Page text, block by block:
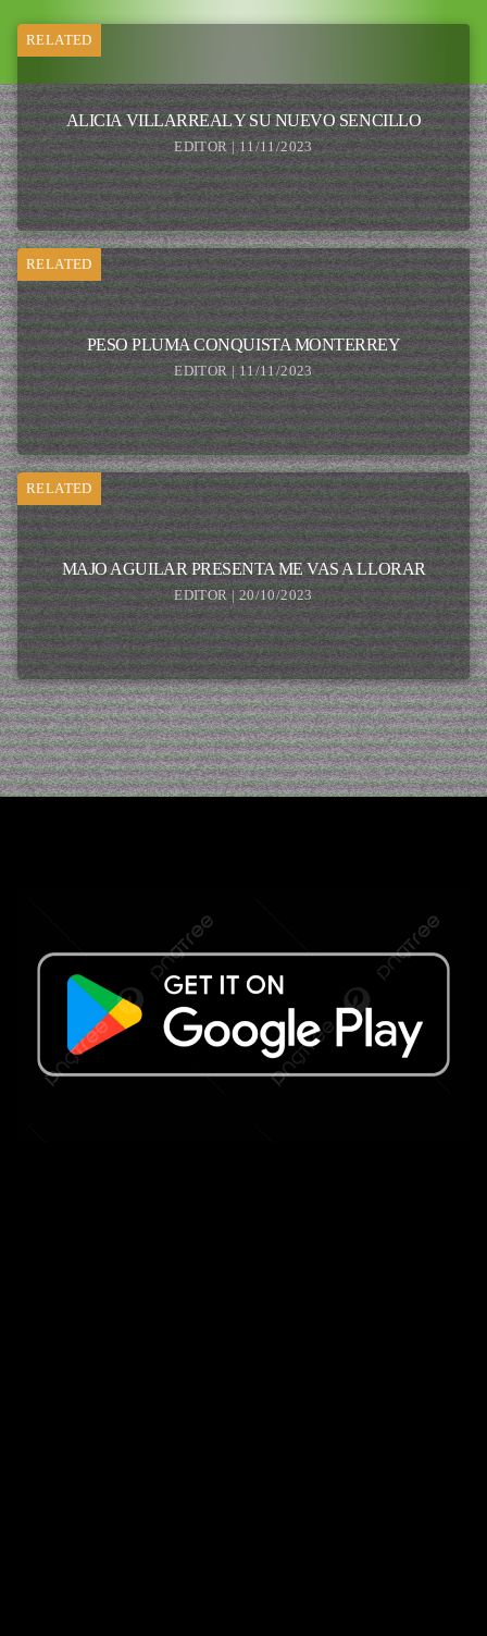
RELATED
ALICIA VILLARREAL Y SU NUEVO SENCILLO
EDITOR | 11/11/2023
RELATED
PESO PLUMA CONQUISTA MONTERREY
EDITOR | 11/11/2023
RELATED
MAJO AGUILAR PRESENTA ME VAS A LLORAR
EDITOR | 20/10/2023